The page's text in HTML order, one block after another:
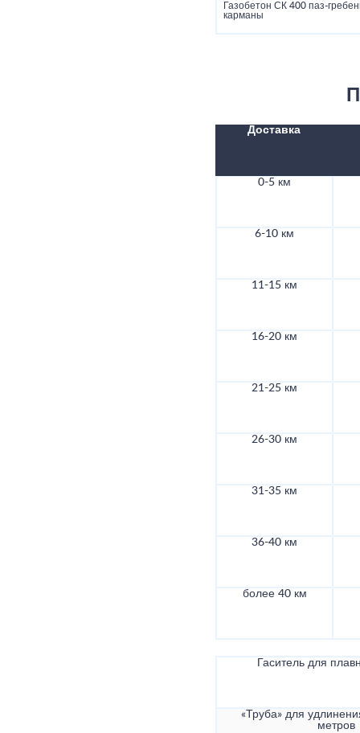
Газобетон СК 400 паз-
карманы
Доставка
0-5 км
6-10 км
11-15 км
16-20 км
21-25 км
26-30 км
31-35 км
36-40 км
более 40 км
Гаситель для
«Труба» для
метров